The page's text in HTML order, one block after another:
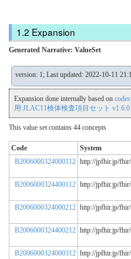
Expansion
Generated Narrative: ValueSet
version: 1; Last updated: 2022-10-11
Expansion done internally based on
用:JLAC11検体検査項目セット v1.6.0
This value set contains 44 concepts
Code
System
B2006000324000112 http://jpfhir.jp/
B2006000324400112 http://jpfhir.jp/
B2006000324000212 http://jpfhir.jp/
B2006000324400212 http://jpfhir.jp/
B2006000324000312 http://jpfhir.jp/